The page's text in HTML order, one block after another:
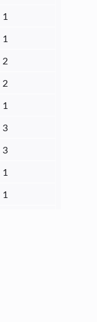
1
1
2
2
1
3
3
1
1